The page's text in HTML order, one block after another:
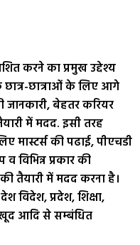
करने का प्रमुख उद्देश्य
छात्राओं के लिए आगे
जानकारी, बेहतर करियर
में मदद. इसी तरह
मास्टर्स की पढाई, पीएचडी
विभिन्न प्रकार की
तैयारी में मदद करना है।
विदेश, प्रदेश, शिक्षा,
आदि से सम्बंधित